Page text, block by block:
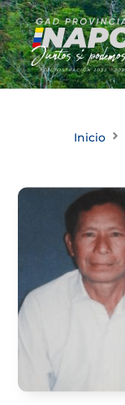
Ir
al
contenido
Inicio